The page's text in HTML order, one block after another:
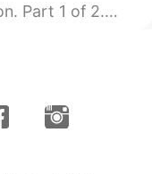
will is strong! He suffers...